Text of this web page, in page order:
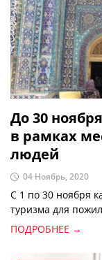
До 30
в рамках
людей
04 Ноябрь, 2020
С 1 по 30 ноября
туризма для
ПОДРОБНЕЕ →